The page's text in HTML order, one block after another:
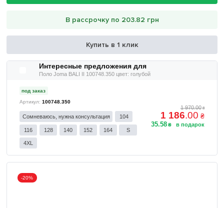
В рассрочку по 203.82 грн
Купить в 1 клик
Интересные предложения для
Поло Joma BALI II 100748.350 цвет: голубой
под заказ
100748.350
Сомневаюсь, нужна консультация 104
116 128 140 152 164 S
4XL
1 970.00 ₴
1 186.00 ₴
35.58 ₴
-20%